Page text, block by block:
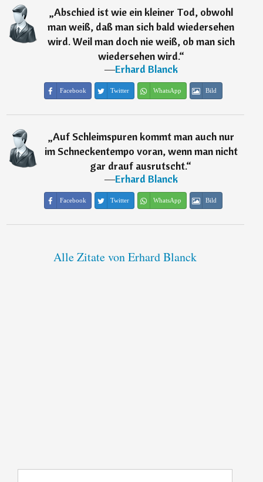
„Abschied ist wie ein kleiner Tod, obwohl
man weiß, daß man sich bald wiedersehen
wird. Weil man doch nie weiß, ob man sich
wiedersehen wird.“
―Erhard Blanck
Facebook Twitter WhatsApp Bild
„Auf Schleimspuren kommt man auch nur
im Schneckentempo voran, wenn man nicht
gar drauf ausrutscht.“
―Erhard Blanck
Facebook Twitter WhatsApp Bild
Alle Zitate von Erhard Blanck